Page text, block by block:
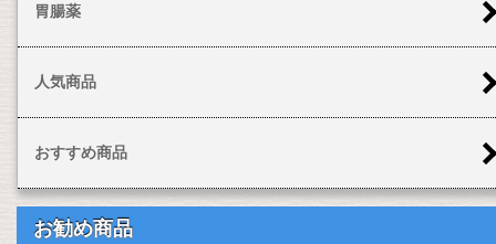
胃腸薬
人気商品
おすすめ商品
お勧め商品